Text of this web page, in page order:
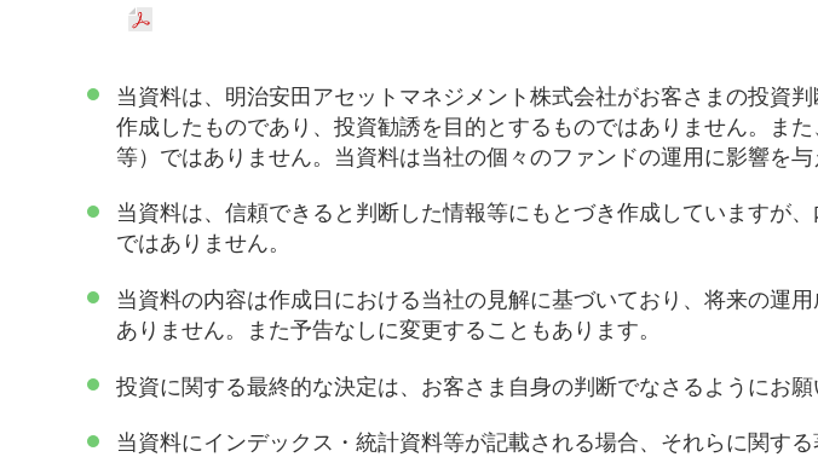
当資料は、明治安田アセットマネジメント株式会社がお客さまの投資
作成したものであり、投資勧誘を目的とするものではありません。ま
等）ではありません。当資料は当社の個々のファンドの運用に影響を与
当資料は、信頼できると判断した情報等にもとづき作成していますが
ではありません。
当資料の内容は作成日における当社の見解に基づいており、将来の運
ありません。また予告なしに変更することもあります。
投資に関する最終的な決定は、お客さま自身の判断でなさるようにお願
当資料にインデックス・統計資料等が記載される場合、それらに関す